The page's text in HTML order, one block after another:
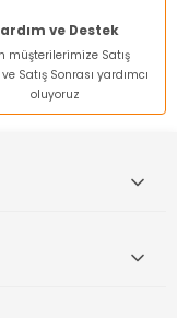
ve Destek
müşterilerimize Satış
Satış Sonrası yardımcı
oluyoruz